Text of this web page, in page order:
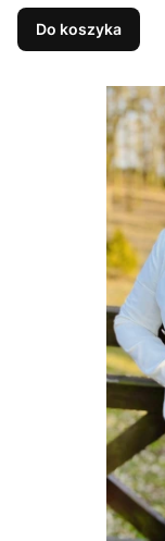
Do koszyka